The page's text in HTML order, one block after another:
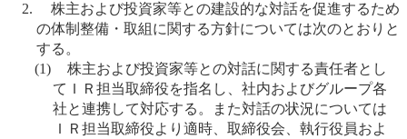
株主および投資家等との建設的な対話を促進するため
の体制整備・取組に関する方針については次のとおりと
する。
(1)
株主および投資家等との対話に関する責任者とし
てＩＲ担当取締役を指名し、社内およびグループ各
社と連携して対応する。また対話の状況については
ＩＲ担当取締役より適時、取締役会、執行役員およ